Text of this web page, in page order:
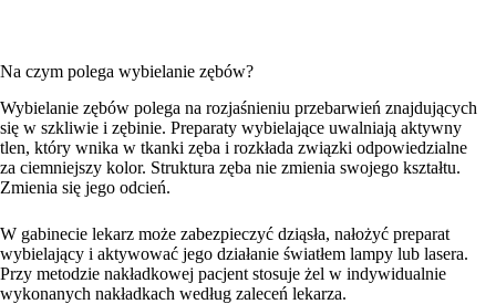
Na czym polega wybielanie zębów?
Wybielanie zębów polega na rozjaśnieniu przebarwień znajdujących
się w szkliwie i zębinie. Preparaty wybielające uwalniają aktywny
tlen, który wnika w tkanki zęba i rozkłada związki odpowiedzialne
za ciemniejszy kolor. Struktura zęba nie zmienia swojego kształtu.
Zmienia się jego odcień.
W gabinecie lekarz może zabezpieczyć dziąsła, nałożyć preparat
wybielający i aktywować jego działanie światłem lampy lub lasera.
Przy metodzie nakładkowej pacjent stosuje żel w indywidualnie
wykonanych nakładkach według zaleceń lekarza.